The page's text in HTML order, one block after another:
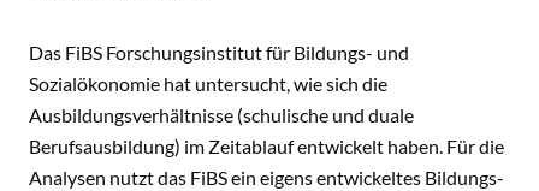
Das FiBS Forschungsinstitut für Bildungs- und
Sozialökonomie hat untersucht, wie sich die
Ausbildungsverhältnisse (schulische und duale
Berufsausbildung) im Zeitablauf entwickelt haben. Für die
Analysen nutzt das FiBS ein eigens entwickeltes Bildungs-